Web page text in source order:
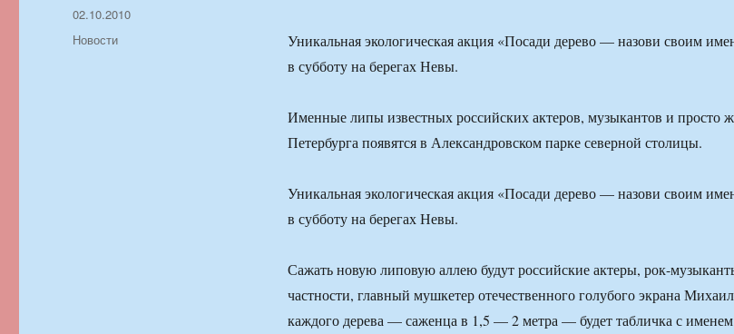
Уникальная экологическая акция «Посади дерево — назови своим
в субботу на берегах Невы.
Именные липы известных российских актеров, музыкантов и просто
Петербурга появятся в Александровском парке северной столицы.
Уникальная экологическая акция «Посади дерево — назови своим
в субботу на берегах Невы.
Сажать новую липовую аллею будут российские актеры, рок-
частности, главный мушкетер отечественного голубого экрана
каждого дерева — саженца в 1,5 — 2 метра — будет табличка с именем
Автор
Опубликовано
02.10.2010
Рубрики
Новости